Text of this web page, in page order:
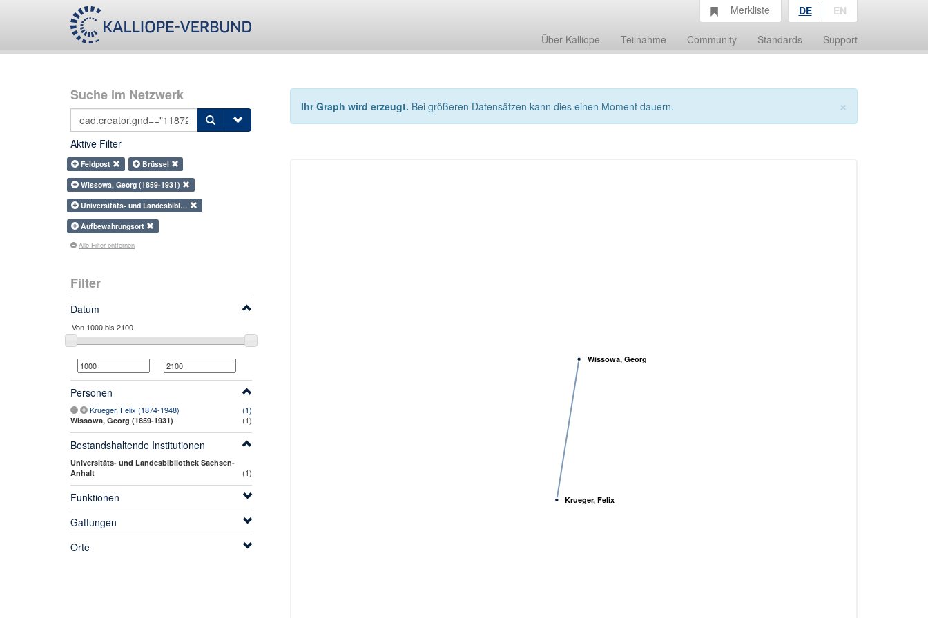
Über Kalliope Teilnahme Community Standards Support
Merkliste DE EN
Suche im Netzwerk
Aktive Filter
Feldpost
Brüssel
Wissowa, Georg (1859-1931)
Universitäts- und Landesbibl…
Aufbewahrungsort
Alle Filter entfernen
Filter
Datum
Personen
Krueger, Felix (1874-1948) (1)
Wissowa, Georg (1859-1931) (1)
Bestandshaltende Institutionen
Universitäts- und Landesbibliothek Sachsen-
Anhalt
(1)
Funktionen
Gattungen
Orte
×
Ihr Graph wird erzeugt. Bei größeren Datensätzen kann dies einen Moment dauern.
Wissowa, Georg
Krueger, Felix